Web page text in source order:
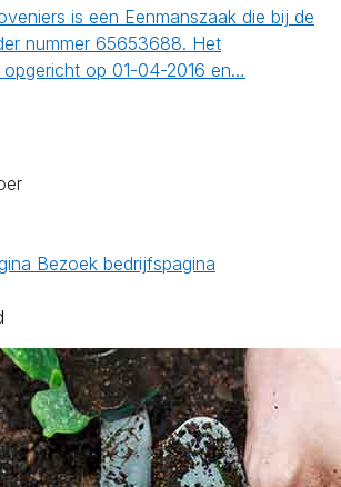
is een Eenmanszaak die bij de
nummer 65653688. Het
op 01-04-2016 en…
Bezoek bedrijfspagina